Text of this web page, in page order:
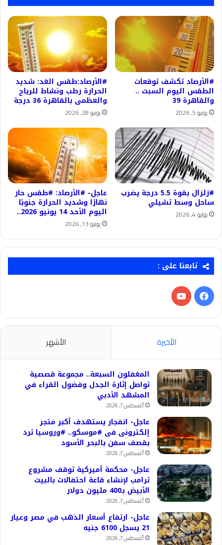
#الأرصاد تكشف توقعات
الطقس اليوم السبت ..
والقاهرة 39
يونيو 5, 2026
#الأرصاد:طقس الغد: شديد
الحرارة رطب ونشاط للرياح
والعظمى بالقاهرة 36 درجة
يونيو 28, 2026
#زلزال بقوة 5.5 درجة يضرب
ساحل وسط تشيلي
يوليو 4, 2026
عاجل- #الأرصاد: #طقس حار
نهارًا وشديد الحرارة جنوبًا
اليوم الأحد 14 يونيو 2026..
يونيو 13, 2026
تابعنا على :
فيسبوك‫YouTube
الأخيرة الأشهر
المغفلون السبعة.. مجموعة قصصية
تواصل إثارة الجدل وفضول القراء في
المشهد الأدبي
أغسطس 7, 2026
عاجل- انفجار يستهدف أكبر متجر
إلكترونى فى #موسكو.. #وروسيا ترد
بقصف سفن بالبحر الأسود
أغسطس 7, 2026
عاجل- محكمة أميركية توقف مشروع
ترامب لإنشاء قاعة احتفالات بالبيت
الأبيض بـ400 مليون دولار
أغسطس 7, 2026
عاجل- ارتفاع أسعار الذهب في مصر وعيار
21 يسجل 6100 جنيه
أغسطس 7, 2026